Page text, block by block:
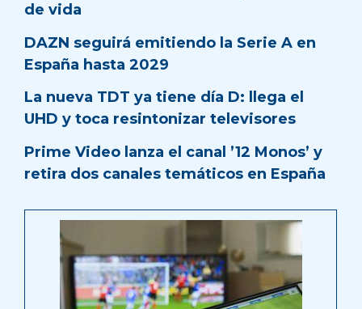
de vida
DAZN seguirá emitiendo la Serie A en
España hasta 2029
La nueva TDT ya tiene día D: llega el
UHD y toca resintonizar televisores
Prime Video lanza el canal ’12 Monos’ y
retira dos canales temáticos en España